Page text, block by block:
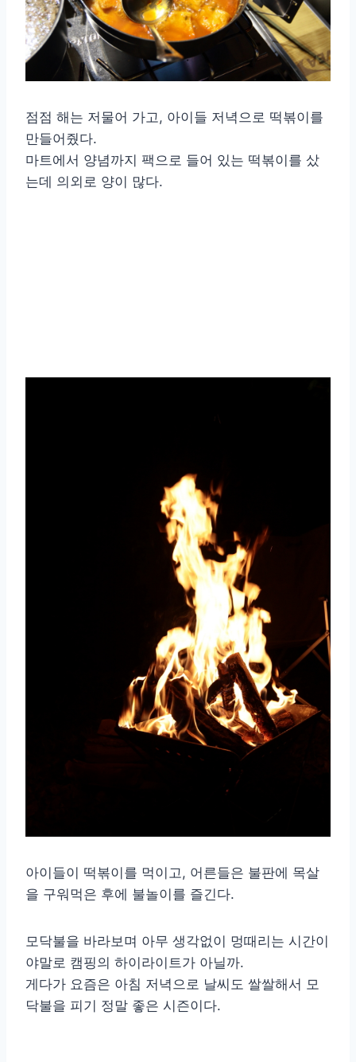
점점 해는 저물어 가고, 아이들 저녁으로 떡볶이를
만들어줬다.
마트에서 양념까지 팩으로 들어 있는 떡볶이를 샀
는데 의외로 양이 많다.
아이들이 떡볶이를 먹이고, 어른들은 불판에 목살
을 구워먹은 후에 불놀이를 즐긴다.
모닥불을 바라보며 아무 생각없이 멍때리는 시간이
야말로 캠핑의 하이라이트가 아닐까.
게다가 요즘은 아침 저녁으로 날씨도 쌀쌀해서 모
닥불을 피기 정말 좋은 시즌이다.